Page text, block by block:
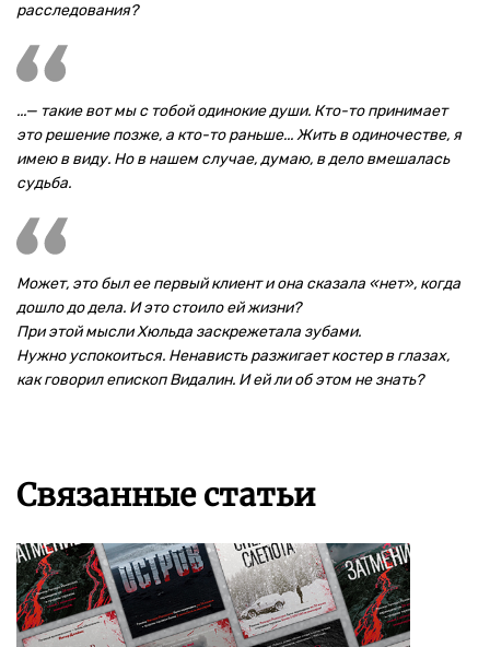
расследования?
...— такие вот мы с тобой одинокие души. Кто-то принимает
это решение позже, а кто-то раньше... Жить в одиночестве, я
имею в виду. Но в нашем случае, думаю, в дело вмешалась
судьба.
Может, это был ее первый клиент и она сказала «нет», когда
дошло до дела. И это стоило ей жизни?
При этой мысли Хюльда заскрежетала зубами.
Нужно успокоиться. Ненависть разжигает костер в глазах,
как говорил епископ Видалин. И ей ли об этом не знать?
Связанные статьи